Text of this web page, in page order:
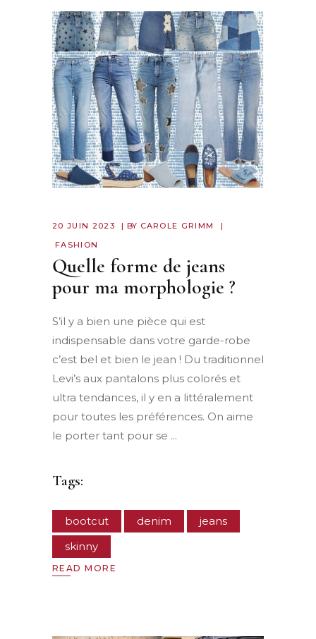
20 JUIN 2023 BY CAROLE GRIMM
FASHION
Quelle forme de jeans
pour ma morphologie ?
S’il y a bien une pièce qui est
indispensable dans votre garde-robe
c’est bel et bien le jean ! Du traditionnel
Levi’s aux pantalons plus colorés et
ultra tendances, il y en a littéralement
pour toutes les préférences. On aime
le porter tant pour se
Tags:
bootcut denim
jeans
skinny
READ MORE